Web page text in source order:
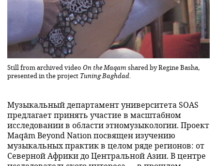
Still from archived video On the Maqamshared by Regine Basha,
presented in the project Tuning Baghdad
Музыкальный департамент университета SOAS
предлагает принять участие в масштабном
исследовании в области этномузыкологии. Проект
Maqām Beyond Nation посвящен изучению
музыкальных практик в целом ряде регионов: от
Северной Африки до Центральной Азии. В центре